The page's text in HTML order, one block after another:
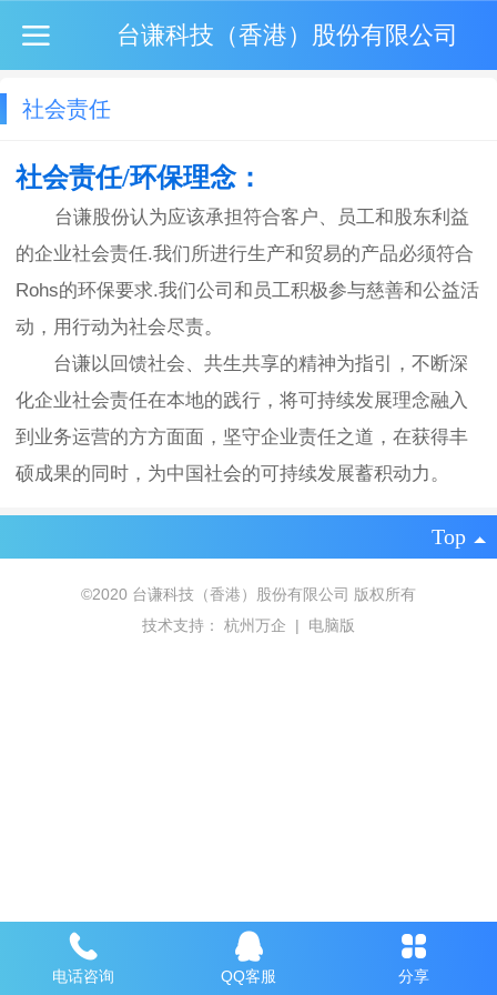
台谦科技（香港）股份有限公司
社会责任
社会责任/环保理念：
台谦股份认为应该承担符合客户、员工和股东利益
的企业社会责任.我们所进行生产和贸易的产品必须符合
Rohs的环保要求.我们公司和员工积极参与慈善和公益活
动，用行动为社会尽责。
台谦以回馈社会、共生共享的精神为指引，不断深
化企业社会责任在本地的践行，将可持续发展理念融入
到业务运营的方方面面，坚守企业责任之道，在获得丰
硕成果的同时，为中国社会的可持续发展蓄积动力。
Top
©2020 台谦科技（香港）股份有限公司 版权所有
技术支持： 杭州万企 | 电脑版
电话咨询 QQ客服 分享